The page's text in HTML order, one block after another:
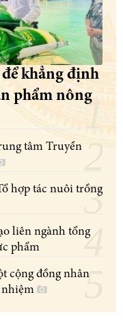
khẳng định
phẩm nông
tâm Truyền
hợp tác nuôi trồng
liên ngành tổng
phẩm
cộng đồng nhân
nhiệm